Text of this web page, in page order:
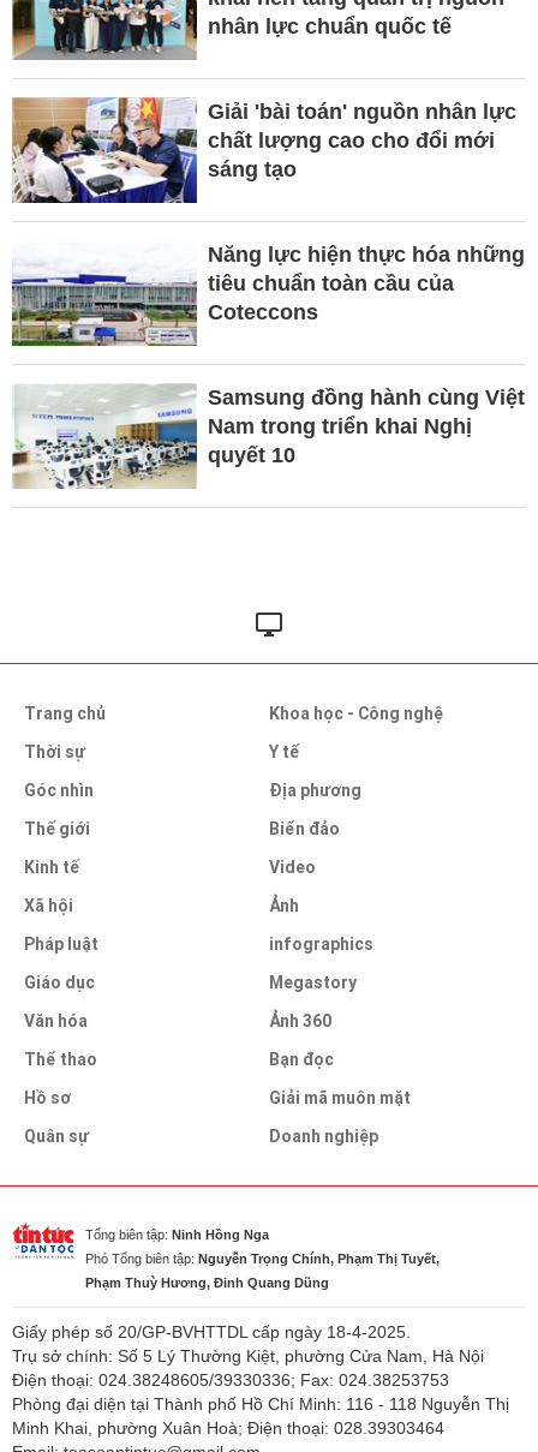
nhân lực chuẩn quốc tế
Giải 'bài toán' nguồn nhân lực
chất lượng cao cho đổi mới
sáng tạo
Năng lực hiện thực hóa những
tiêu chuẩn toàn cầu của
Coteccons
Samsung đồng hành cùng Việt
Nam trong triển khai Nghị
quyết 10
Trang chủ
Thời sự
Góc nhìn
Thế giới
Kinh tế
Xã hội
Pháp luật
Giáo dục
Văn hóa
Thể thao
Hồ sơ
Quân sự
Khoa học - Công nghệ
Y tế
Địa phương
Biển đảo
Video
Ảnh
infographics
Megastory
Ảnh 360
Bạn đọc
Giải mã muôn mặt
Doanh nghiệp
Tổng biên tập: Ninh Hồng Nga
Phó Tổng biên tập: Nguyễn Trọng Chính, Phạm Thị Tuyết,
Phạm Thuỳ Hương, Đinh Quang Dũng
Giấy phép số 20/GP-BVHTTDL cấp ngày 18-4-2025.
Trụ sở chính: Số 5 Lý Thường Kiệt, phường Cửa Nam, Hà Nội
Điện thoại: 024.38248605/39330336; Fax: 024.38253753
Phòng đại diện tại Thành phố Hồ Chí Minh: 116 - 118 Nguyễn Thị
Minh Khai, phường Xuân Hoà; Điện thoại: 028.39303464